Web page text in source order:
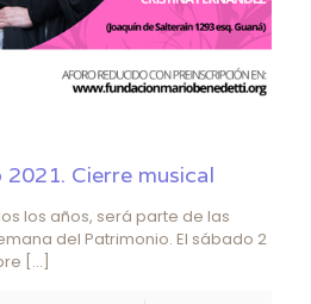
Cierre musical
los años, será parte de las
del Patrimonio. El sábado 2
[…]